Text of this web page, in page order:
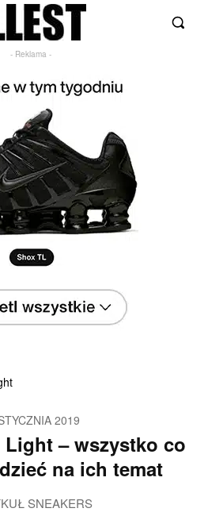
- Reklama -
2019
Light – wszystko co
na ich temat
SNEAKERS